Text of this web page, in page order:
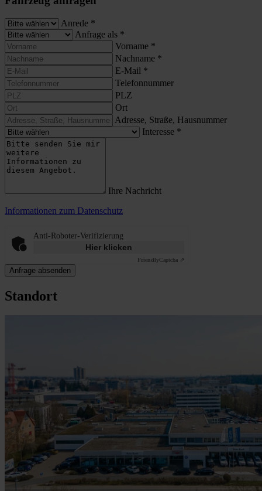
Anrede *
Anfrage als *
Vorname *
Nachname *
E-Mail *
Telefonnummer
PLZ
Ort
Adresse, Straße, Hausnummer
Interesse *
Ihre Nachricht
Informationen zum Datenschutz
Anti-Roboter-Verifizierung
Hier klicken
FriendlyCaptcha ⇗
Anfrage absenden
Standort